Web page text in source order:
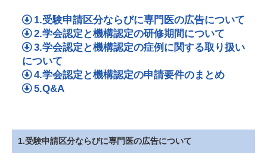
1.受験申請区分ならびに専門医の広告について
2.学会認定と機構認定の研修期間について
3.学会認定と機構認定の症例に関する取り扱い
について
4.学会認定と機構認定の申請要件のまとめ
5.Q&A
1.受験申請区分ならびに専門医の広告について